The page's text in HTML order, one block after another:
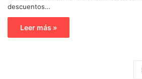
descuentos…
Leer más »